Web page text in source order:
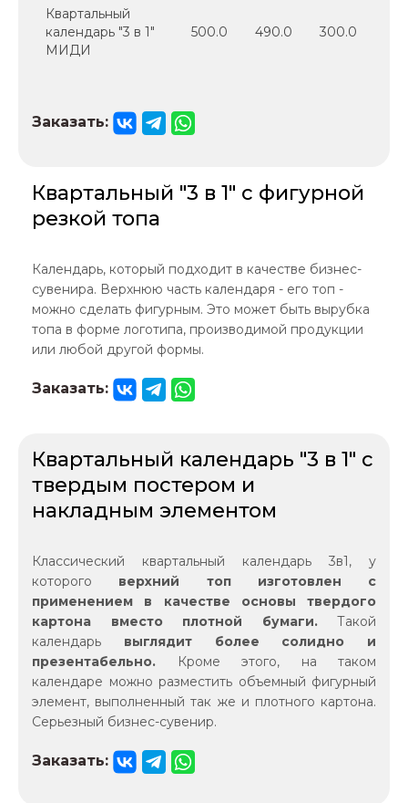
Квартальный
календарь "3 в 1"
МИДИ
500.0 490.0 300.0
Заказать:
Квартальный "3 в 1" с фигурной
резкой топа
Календарь, который подходит в качестве бизнес-
сувенира. Верхнюю часть календаря - его топ -
можно сделать фигурным. Это может быть вырубка
топа в форме логотипа, производимой продукции
или любой другой формы.
Заказать:
Квартальный календарь "3 в 1" с
твердым постером и
накладным элементом
Классический квартальный календарь 3в1, у
которого верхний топ изготовлен с
применением в качестве основы твердого
картона вместо плотной бумаги.Такой
календарь выглядит более солидно и
презентабельно. Кроме этого, на таком
календаре можно разместить объемный фигурный
элемент, выполненный так же и плотного картона.
Серьезный бизнес-сувенир.
Заказать: